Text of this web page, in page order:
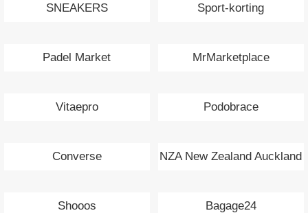
SNEAKERS Sport-korting
Padel Market MrMarketplace
Vitaepro Podobrace
Converse NZA New Zealand Auckland
Shooos Bagage24